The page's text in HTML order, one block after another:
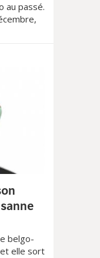
au passé.
yuan, la
belgo-
et elle sort